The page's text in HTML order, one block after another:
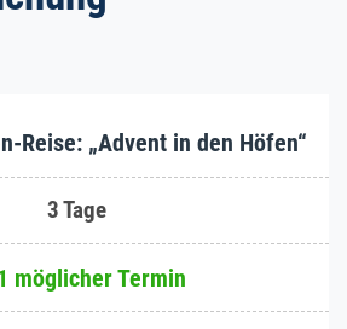
Reise: „Advent in den Höfen“
3 Tage
möglicher Termin